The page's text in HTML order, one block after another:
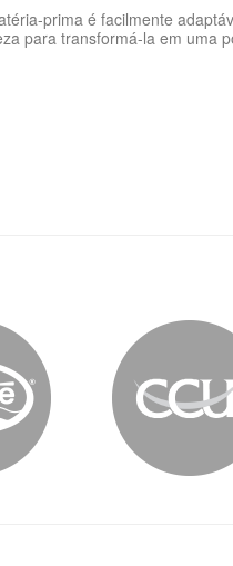
prima é facilmente
para transformá-la em uma